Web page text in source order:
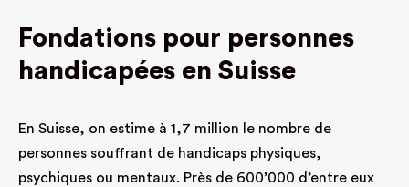
Fondations pour personnes
handicapées en Suisse
En Suisse, on estime à 1,7 million le nombre de
personnes souffrant de handicaps physiques,
psychiques ou mentaux. Près de 600’000 d’entre eux